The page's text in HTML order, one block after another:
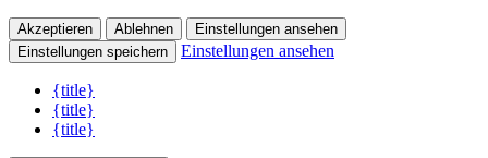
Akzeptieren Ablehnen
Einstellungen ansehen
Einstellungen speichern
Einstellungen ansehen
{title}
{title}
{title}